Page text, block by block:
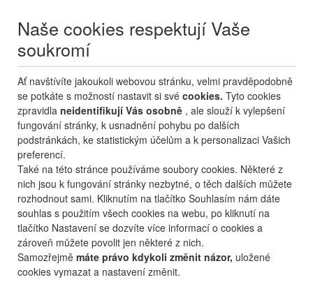
Naše cookies respektují Vaše
soukromí
Ať navštívíte jakoukoli webovou stránku, velmi pravděpodobně
se potkáte s možností nastavit si své cookies. Tyto cookies
zpravidla neidentifikují Vás osobně , ale slouží k vylepšení
fungování stránky, k usnadnění pohybu po dalších
podstránkách, ke statistickým účelům a k personalizaci Vašich
preferencí.
Také na této stránce používáme soubory cookies. Některé z
nich jsou k fungování stránky nezbytné, o těch dalších můžete
rozhodnout sami. Kliknutím na tlačítko Souhlasím nám dáte
souhlas s použitím všech cookies na webu, po kliknutí na
tlačítko Nastavení se dozvíte více informací o cookies a
zároveň můžete povolit jen některé z nich.
Samozřejmě máte právo kdykoli změnit názor, uložené
cookies vymazat a nastavení změnit.
Menu
MojePřihlášení
Destinace nerozhoduje
06.08.-...• 2 osoby